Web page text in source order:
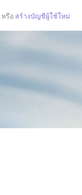
หรือ สร้างบัญชีผู้ใช้ใหม่